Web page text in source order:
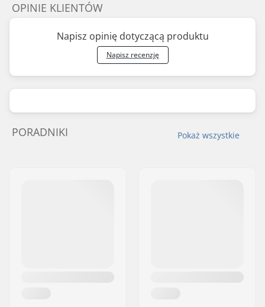
OPINIE KLIENTÓW
Napisz opinię dotyczącą produktu
Napisz recenzję
Pokaż wszystkie
PORADNIKI